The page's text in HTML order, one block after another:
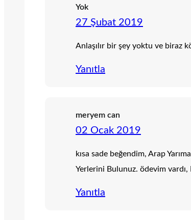
Yok
27 Şubat 2019
Anlaşılır bir şey yoktu ve biraz
Yanıtla
meryem can
02 Ocak 2019
kısa sade beğendim, Arap
Yerlerini Bulunuz. ödevim
Yanıtla